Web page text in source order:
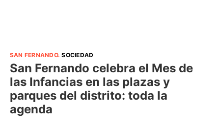
SAN FERNANDO.SOCIEDAD
San Fernando celebra el Mes de
las Infancias en las plazas y
parques del distrito: toda la
agenda